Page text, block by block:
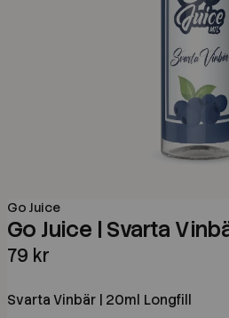
Go Juice
Go Juice | Svarta
79 kr
Svarta Vinbär | 20ml Longfill